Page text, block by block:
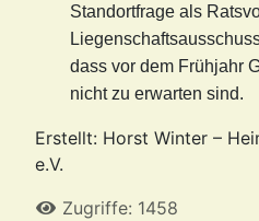
Standortfrage als
dass vor dem Frühjahr
nicht zu erwarten sind.
Erstellt: Horst Winter –
e.V.
Zugriffe: 1458